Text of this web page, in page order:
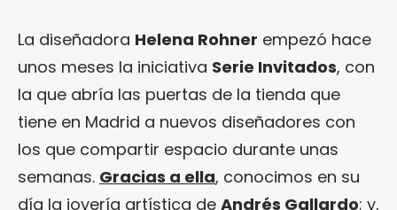
La diseñadora Helena Rohner empezó hace
unos meses la iniciativa Serie Invitados, con
la que abría las puertas de la tienda que
tiene en Madrid a nuevos diseñadores con
los que compartir espacio durante unas
semanas. Gracias a ella, conocimos en su
día la joyería artística de Andrés Gallardo; y,